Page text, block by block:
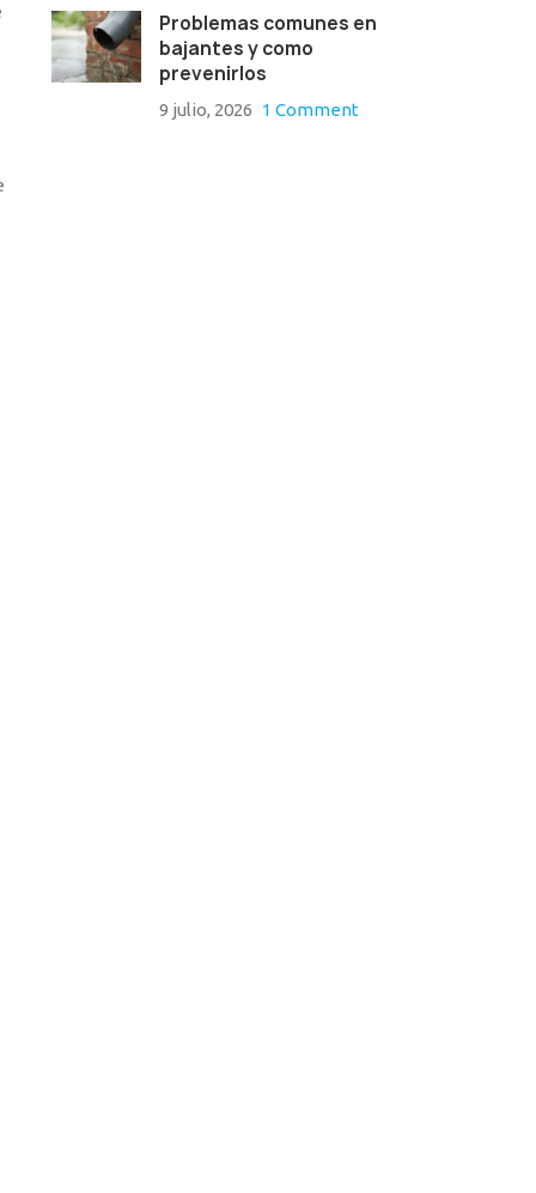
Problemas comunes en
bajantes y como
prevenirlos
9 julio, 2026 1 Comment